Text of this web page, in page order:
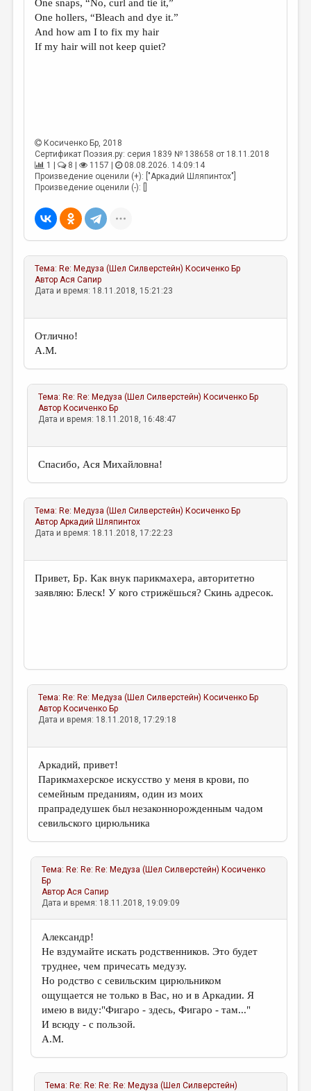
КОЛОНКА РЕДАКТОРА
РЕДКОЛЛЕГИЯ
КУЛЬТУРОВЕДЕНИЕ
ПУБЛИЦИСТИКА
ЦИКЛЫ ПУБЛИКАЦИЙ
ТРЕДИАКОВСКИЙ
МЕДИА
One snaps, “No, curl and tie it,”
One hollers, “Bleach and dye it.”
And how am I to fix my hair
If my hair will not keep quiet?
Косиченко Бр, 2018
Сертификат Поэзия.ру: серия 1839 № 138658 от 18.11.2018
1 |
8 | 1157 |
08.08.2026. 14:09:14
Произведение оценили (+): ["Аркадий Шляпинтох"]
Произведение оценили (-): []
Тема: Re: Медуза (Шел Силверстейн) Косиченко Бр
АвторАся Сапир
Дата и время: 18.11.2018, 15:21:23
Отлично!
А.М.
Тема: Re: Re: Медуза (Шел Силверстейн) Косиченко Бр
Автор Косиченко Бр
Дата и время: 18.11.2018, 16:48:47
Спасибо, Ася Михайловна!
Тема: Re: Медуза (Шел Силверстейн) Косиченко Бр
АвторАркадий Шляпинтох
Дата и время: 18.11.2018, 17:22:23
Привет, Бр. Как внук парикмахера, авторитетно
заявляю: Блеск! У кого стрижёшься? Скинь адресок.
Тема: Re: Re: Медуза (Шел Силверстейн) Косиченко Бр
Автор Косиченко Бр
Дата и время: 18.11.2018, 17:29:18
Аркадий, привет!
Парикмахерское искусство у меня в крови, по
семейным преданиям, один из моих
прапрадедушек был незаконнорожденным чадом
севильского цирюльника
Тема: Re: Re: Re: Медуза (Шел Силверстейн) Косиченко
Бр
АвторАся Сапир
Дата и время: 18.11.2018, 19:09:09
Александр!
Не вздумайте искать родственников. Это будет
труднее, чем причесать медузу.
Но родство с севильским цирюльником
ощущается не только в Вас, но и в Аркадии. Я
имею в виду:"Фигаро - здесь, Фигаро - там..."
И всюду - с пользой.
А.М.
Тема: Re: Re: Re: Re: Медуза (Шел Силверстейн)